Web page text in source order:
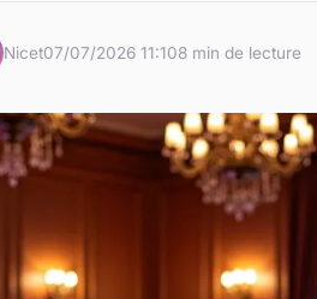
Nicet07/07/2026 11:108 min de lecture